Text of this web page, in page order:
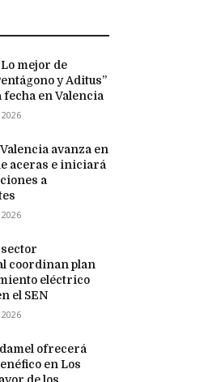
mejor de
y Aditus”
fecha en Valencia
avanza en
aceras e iniciará
a
coordinan plan
eléctrico
el SEN
ofrecerá
en Los